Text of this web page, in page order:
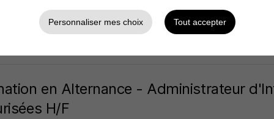
en Alternance - Administrateur
H/F
Personnaliser mes choix Tout accepter